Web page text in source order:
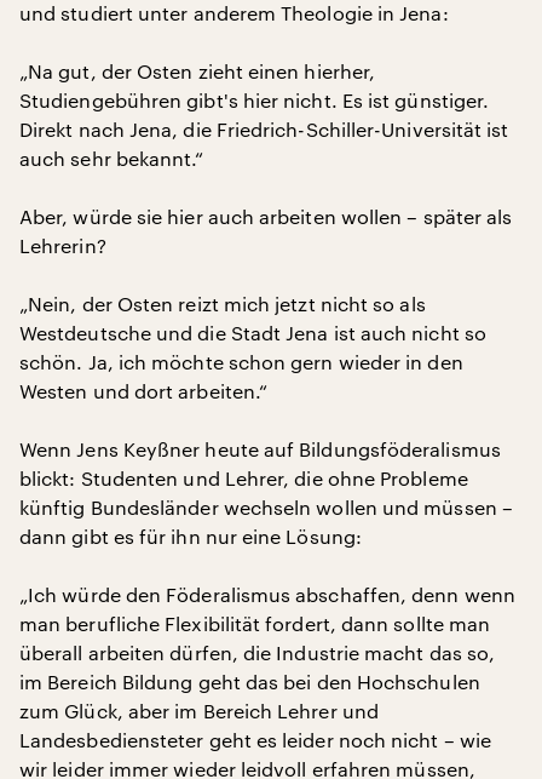
und studiert unter anderem Theologie in Jena:
„Na gut, der Osten zieht einen hierher,
Studiengebühren gibt's hier nicht. Es ist günstiger.
Direkt nach Jena, die Friedrich-Schiller-Universität ist
auch sehr bekannt.“
Aber, würde sie hier auch arbeiten wollen – später als
Lehrerin?
„Nein, der Osten reizt mich jetzt nicht so als
Westdeutsche und die Stadt Jena ist auch nicht so
schön. Ja, ich möchte schon gern wieder in den
Westen und dort arbeiten.“
Wenn Jens Keyßner heute auf Bildungsföderalismus
blickt: Studenten und Lehrer, die ohne Probleme
künftig Bundesländer wechseln wollen und müssen –
dann gibt es für ihn nur eine Lösung:
„Ich würde den Föderalismus abschaffen, denn wenn
man berufliche Flexibilität fordert, dann sollte man
überall arbeiten dürfen, die Industrie macht das so,
im Bereich Bildung geht das bei den Hochschulen
zum Glück, aber im Bereich Lehrer und
Landesbediensteter geht es leider noch nicht – wie
wir leider immer wieder leidvoll erfahren müssen,